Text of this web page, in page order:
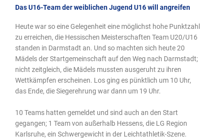
Das U16-Team der weiblichen Jugend U16 will angreifen
Heute war so eine Gelegenheit eine möglichst hohe Punktzahl
zu erreichen, die Hessischen Meisterschaften Team U20/U16
standen in Darmstadt an. Und so machten sich heute 20
Mädels der Startgemeinschaft auf den Weg nach Darmstadt;
nicht zeitgleich, die Mädels mussten ausgeruht zu ihren
Wettkämpfen erscheinen. Los ging es pünktlich um 10 Uhr,
das Ende, die Siegerehrung war dann um 19 Uhr.
10 Teams hatten gemeldet und sind auch an den Start
gegangen; 1 Team von außerhalb Hessens, die LG Region
Karlsruhe, ein Schwergewicht in der Leichtathletik-Szene.